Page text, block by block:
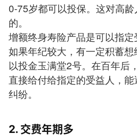
0-75岁都可以投保。这对高
的。
增额终身寿险产品是可以指定
如果年纪较大，有一定积蓄
以投金玉满堂2号。在百年后
直接给付给指定的受益人，
纠纷。
2. 交费年期多